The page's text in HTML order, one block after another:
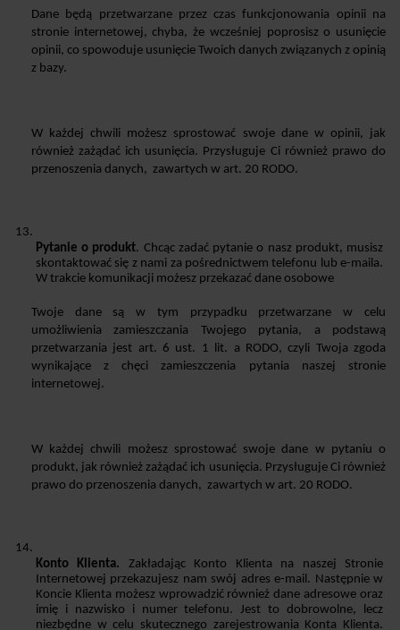
Dane będą przetwarzane przez czas funkcjonowania opinii na
stronie internetowej, chyba, że wcześniej poprosisz o usunięcie
opinii, co spowoduje usunięcie Twoich danych związanych z opinią
z bazy.
W każdej chwili możesz sprostować swoje dane w opinii, jak
również zażądać ich usunięcia. Przysługuje Ci również prawo do
przenoszenia danych,  zawartych w art. 20 RODO.
Pytanie o produkt. Chcąc zadać pytanie o nasz produkt, musisz
skontaktować się z nami za pośrednictwem telefonu lub e-maila.
W trakcie komunikacji możesz przekazać dane osobowe
Twoje dane są w tym przypadku przetwarzane w celu
umożliwienia zamieszczania Twojego pytania, a podstawą
przetwarzania jest art. 6 ust. 1 lit. a RODO, czyli Twoja zgoda
wynikające z chęci zamieszczenia pytania naszej stronie
internetowej.
W każdej chwili możesz sprostować swoje dane w pytaniu o
produkt, jak również zażądać ich usunięcia. Przysługuje Ci również
prawo do przenoszenia danych,  zawartych w art. 20 RODO.
Konto Klienta. Zakładając Konto Klienta na naszej Stronie
Internetowej przekazujesz nam swój adres e-mail. Następnie w
Koncie Klienta możesz wprowadzić również dane adresowe oraz
imię i nazwisko i numer telefonu. Jest to dobrowolne, lecz
niezbędne w celu skutecznego zarejestrowania Konta Klienta.